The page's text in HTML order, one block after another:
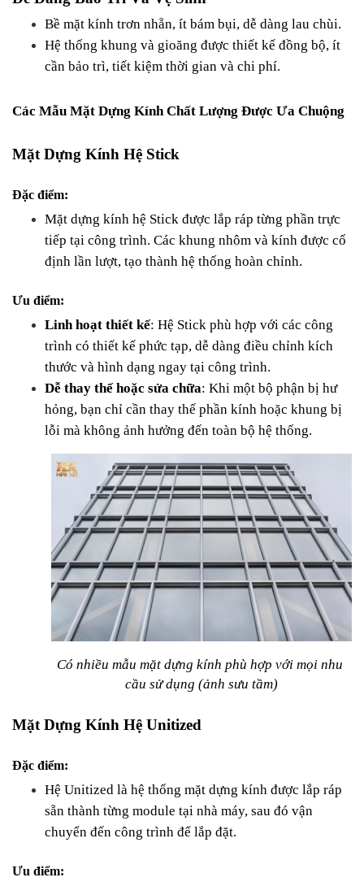
Bề mặt kính trơn nhẵn, ít bám bụi, dễ dàng lau chùi.
Hệ thống khung và gioăng được thiết kế đồng bộ, ít
cần bảo trì, tiết kiệm thời gian và chi phí.
Các Mẫu Mặt Dựng Kính Chất Lượng Được Ưa Chuộng
Mặt Dựng Kính Hệ Stick
Đặc điểm:
Mặt dựng kính hệ Stick được lắp ráp từng phần trực
tiếp tại công trình. Các khung nhôm và kính được cố
định lần lượt, tạo thành hệ thống hoàn chỉnh.
Ưu điểm:
Linh hoạt thiết kế: Hệ Stick phù hợp với các công
trình có thiết kế phức tạp, dễ dàng điều chỉnh kích
thước và hình dạng ngay tại công trình.
Dễ thay thế hoặc sửa chữa: Khi một bộ phận bị hư
hỏng, bạn chỉ cần thay thế phần kính hoặc khung bị
lỗi mà không ảnh hưởng đến toàn bộ hệ thống.
Có nhiều mẫu mặt dựng kính phù hợp với mọi nhu
cầu sử dụng (ảnh sưu tầm)
Mặt Dựng Kính Hệ Unitized
Đặc điểm:
Hệ Unitized là hệ thống mặt dựng kính được lắp ráp
sẵn thành từng module tại nhà máy, sau đó vận
chuyển đến công trình để lắp đặt.
Ưu điểm: